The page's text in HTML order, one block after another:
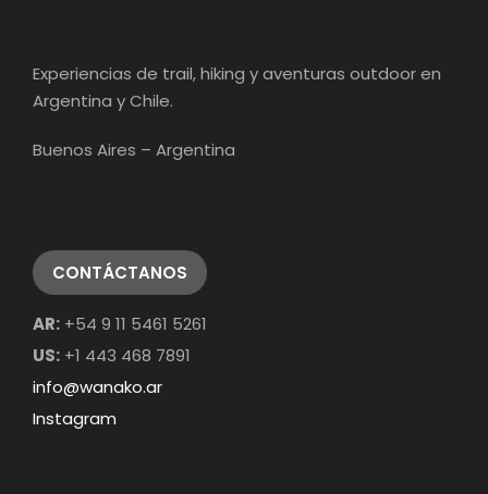
Experiencias de trail, hiking y aventuras outdoor en
Argentina y Chile.
Buenos Aires – Argentina
CONTÁCTANOS
AR: +54 9 11 5461 5261
US: +1 443 468 7891
info@wanako.ar
Instagram